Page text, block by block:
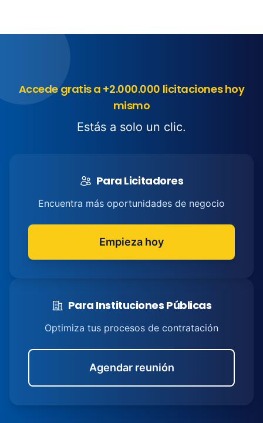
Accede gratis a +2.000.000 licitaciones hoy
mismo
Estás a solo un clic.
Para Licitadores
Encuentra más oportunidades de negocio
Empieza hoy
Para Instituciones Públicas
Optimiza tus procesos de contratación
Agendar reunión